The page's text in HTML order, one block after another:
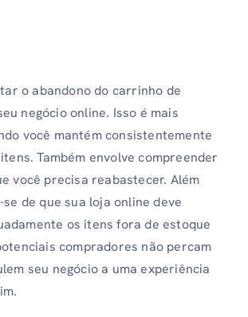
o abandono do carrinho de
negócio online. Isso é mais
você mantém consistentemente
Também envolve compreender
você precisa reabastecer. Além
de que sua loja online deve
os itens fora de estoque
compradores não percam
seu negócio a uma experiência